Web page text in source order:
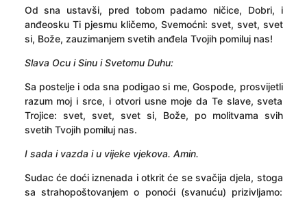
Od sna ustavši, pred tobom padamo ničice, Dobri, i
anđeosku Ti pjesmu kličemo, Svemoćni: svet, svet, svet
si, Bože, zauzimanjem svetih anđela Tvojih pomiluj nas!
Slava Ocu i Sinu i Svetomu Duhu:
Sa postelje i oda sna podigao si me, Gospode, prosvijetli
razum moj i srce, i otvori usne moje da Te slave, sveta
Trojice: svet, svet, svet si, Bože, po molitvama svih
svetih Tvojih pomiluj nas.
I sada i vazda i u vijeke vjekova. Amin.
Sudac će doći iznenada i otkrit će se svačija djela, stoga
sa strahopoštovanjem o ponoći (svanuću) prizivljamo: